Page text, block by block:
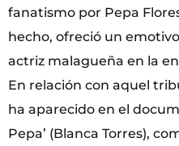
fanatismo por Pepa
hecho, ofreció un
actriz malagueña en la
En relación con aquel
ha aparecido en el
Pepa’ (Blanca Torres),